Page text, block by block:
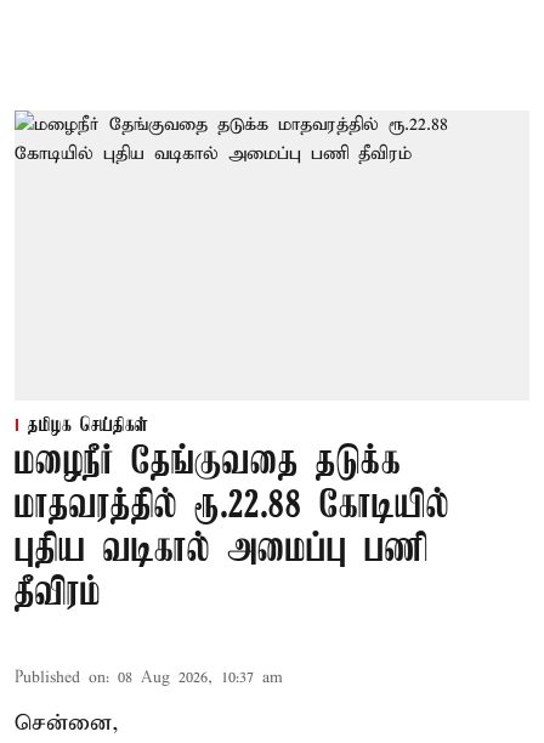
தமிழக செய்திகள்
மழைநீர் தேங்குவதை தடுக்க
மாதவரத்தில் ரூ.22.88 கோடியில்
புதிய வடிகால் அமைப்பு பணி
தீவிரம்
Published on: 08 Aug 2026, 10:37 am
சென்னை,